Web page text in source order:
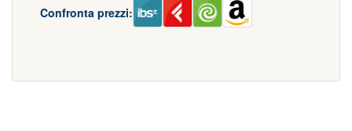
Confronta prezzi: